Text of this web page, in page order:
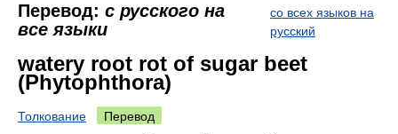
Перевод: с русского на
все языки
со всех языков на
русский
watery root rot of sugar beet
(Phytophthora)
Толкование Перевод